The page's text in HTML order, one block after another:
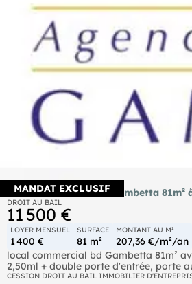
MANDAT EXCLUSIF
Local commercial bd Gambetta 81m²
DROIT AU BAIL
11 500 €
LOYER MENSUEL
1 400 €
SURFACE
81 m²
MONTANT AU M²
207,36 €/m²/an
local commercial bd Gambetta 81m² avec important linéaire
tous commerces sauf restauration
CESSION DROIT AU BAIL IMMOBILIER